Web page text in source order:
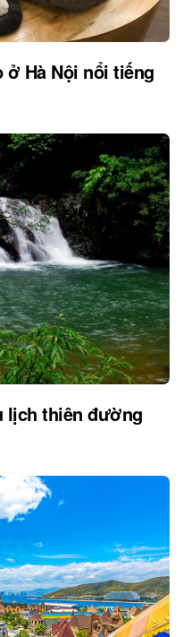
ở Hà Nội nổi tiếng
lịch thiên đường